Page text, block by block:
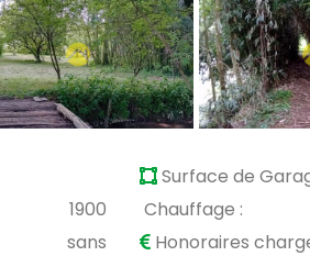
Surface de
1900 Chauffage :
sans
Honoraires